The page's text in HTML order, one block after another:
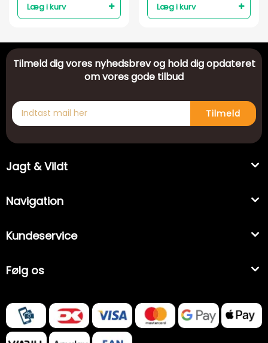
Læg i kurv Læg i kurv
Tilmeld dig vores nyhedsbrev og hold dig opdateret
om vores gode tilbud
Tilmeld
Jagt & Vildt
Navigation
Kundeservice
Følg os